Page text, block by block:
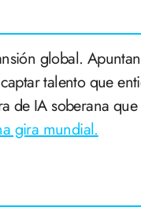
global.
talento que
de IA soberana
gira mundial.